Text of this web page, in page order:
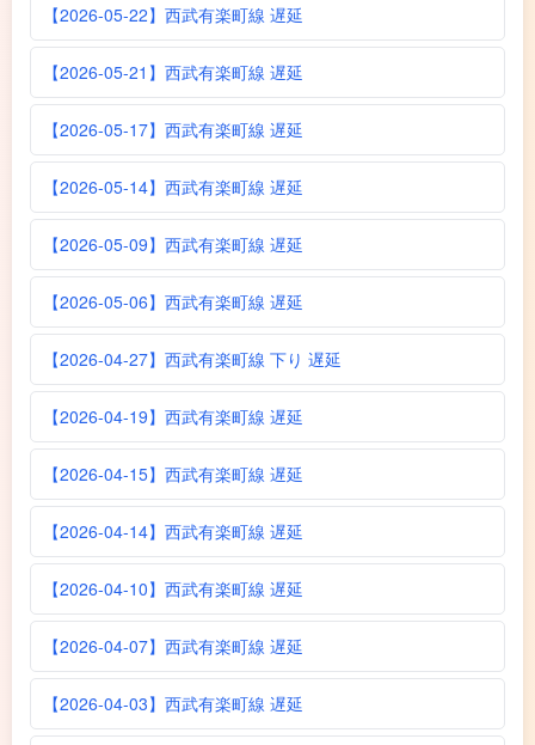
【2026-05-22】西武有楽町線 遅延
【2026-05-21】西武有楽町線 遅延
【2026-05-17】西武有楽町線 遅延
【2026-05-14】西武有楽町線 遅延
【2026-05-09】西武有楽町線 遅延
【2026-05-06】西武有楽町線 遅延
【2026-04-27】西武有楽町線 下り 遅延
【2026-04-19】西武有楽町線 遅延
【2026-04-15】西武有楽町線 遅延
【2026-04-14】西武有楽町線 遅延
【2026-04-10】西武有楽町線 遅延
【2026-04-07】西武有楽町線 遅延
【2026-04-03】西武有楽町線 遅延